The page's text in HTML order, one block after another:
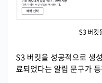
S3 버킷
S3 버킷을 성공적으로 생
료되었다는 알림 문구가